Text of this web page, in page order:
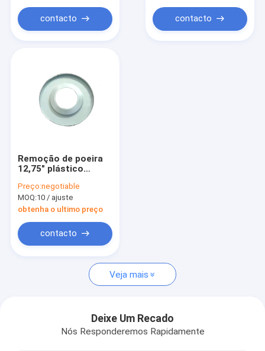
contacto contacto
Remoção de poeira
12,75" plástico
tampões de
extremidade do filtro
Preço:negotiable
MOQ:10 / ajuste
obtenha o ultimo preço
contacto
Veja mais
Deixe Um Recado
Nós Responderemos Rapidamente